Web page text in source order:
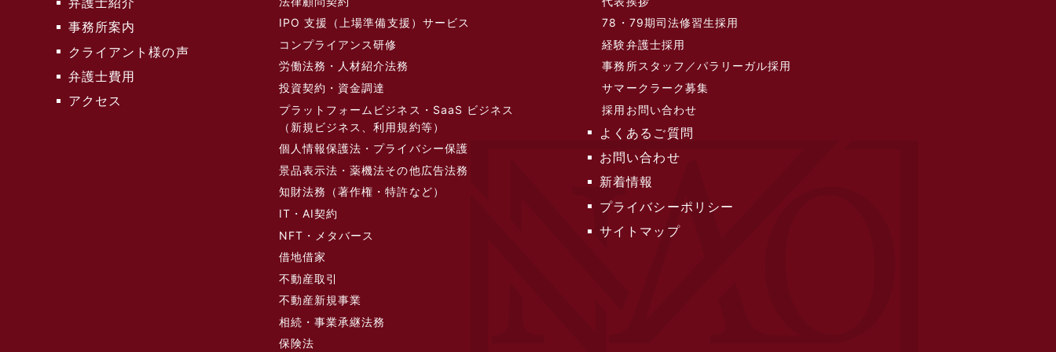
事務所案内
クライアント様の声
弁護士費用
アクセス
IPO 支援（上場準備支援）サービス
コンプライアンス研修
労働法務・人材紹介法務
投資契約・資金調達
プラットフォームビジネス・SaaS ビジネス
（新規ビジネス、利用規約等）
個人情報保護法・プライバシー保護
景品表示法・薬機法その他広告法務
知財法務（著作権・特許など）
IT・AI契約
NFT・メタバース
借地借家
不動産取引
不動産新規事業
相続・事業承継法務
保険法
78・79期司法修習生採用
経験弁護士採用
事務所スタッフ／パラリーガル採用
サマークラーク募集
採用お問い合わせ
よくあるご質問
お問い合わせ
新着情報
プライバシーポリシー
サイトマップ